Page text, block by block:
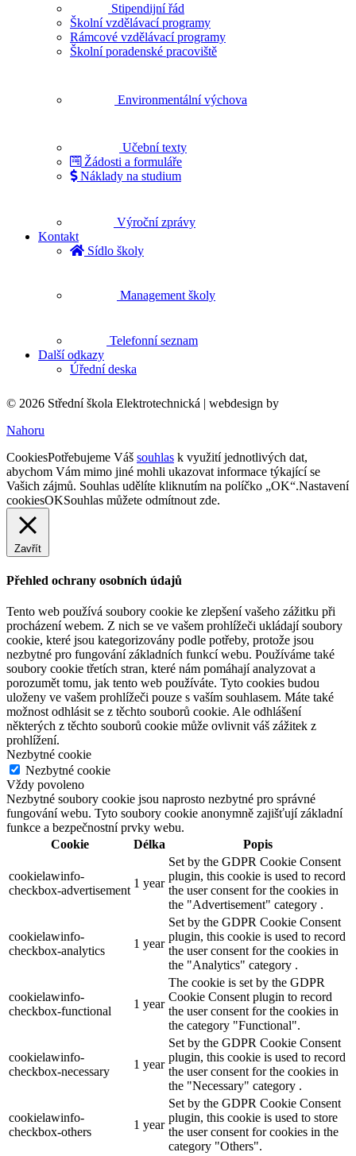
Stipendijní řád
Školní vzdělávací programy
Rámcové vzdělávací programy
Školní poradenské pracoviště
Environmentální výchova
Učební texty
Žádosti a formuláře
Náklady na studium
Výroční zprávy
Kontakt
Sídlo školy
Management školy
Telefonní seznam
Další odkazy
Úřední deska
© 2026 Střední škola Elektrotechnická | webdesign by
Nahoru
CookiesPotřebujeme Váš souhlas k využití jednotlivých dat,
abychom Vám mimo jiné mohli ukazovat informace týkající se
Vašich zájmů. Souhlas udělíte kliknutím na políčko „OK“.Nastavení
cookiesOKSouhlas můžete odmítnout zde.
Zavřít
Přehled ochrany osobních údajů
Tento web používá soubory cookie ke zlepšení vašeho zážitku při
procházení webem. Z nich se ve vašem prohlížeči ukládají soubory
cookie, které jsou kategorizovány podle potřeby, protože jsou
nezbytné pro fungování základních funkcí webu. Používáme také
soubory cookie třetích stran, které nám pomáhají analyzovat a
porozumět tomu, jak tento web používáte. Tyto cookies budou
uloženy ve vašem prohlížeči pouze s vaším souhlasem. Máte také
možnost odhlásit se z těchto souborů cookie. Ale odhlášení
některých z těchto souborů cookie může ovlivnit váš zážitek z
prohlížení.
Nezbytné cookie
Nezbytné cookie
Vždy povoleno
Nezbytné soubory cookie jsou naprosto nezbytné pro správné
fungování webu. Tyto soubory cookie anonymně zajišťují základní
funkce a bezpečnostní prvky webu.
Cookie
Délka Popis
cookielawinfo-
checkbox-advertisement
1 year
Set by the GDPR Cookie Consent
plugin, this cookie is used to record
the user consent for the cookies in
the "Advertisement" category .
cookielawinfo-
checkbox-analytics
1 year
Set by the GDPR Cookie Consent
plugin, this cookie is used to record
the user consent for the cookies in
the "Analytics" category .
cookielawinfo-
checkbox-functional
1 year
The cookie is set by the GDPR
Cookie Consent plugin to record
the user consent for the cookies in
the category "Functional".
cookielawinfo-
checkbox-necessary
1 year
Set by the GDPR Cookie Consent
plugin, this cookie is used to record
the user consent for the cookies in
the "Necessary" category .
cookielawinfo-
checkbox-others
1 year
Set by the GDPR Cookie Consent
plugin, this cookie is used to store
the user consent for cookies in the
category "Others".